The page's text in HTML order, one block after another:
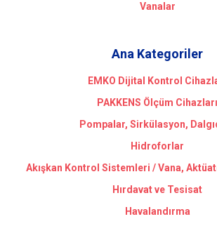
Vanalar
Ana Kategoriler
EMKO Dijital Kontrol
PAKKENS Ölçüm Cihazları
Pompalar, Sirkülasyon,
Hidroforlar
Akışkan Kontrol Sistemleri / Vana,
Hırdavat ve Tesisat
Havalandırma